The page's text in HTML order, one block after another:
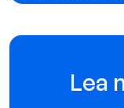
Lea